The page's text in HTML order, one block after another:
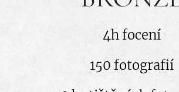
4h focení
150 fotografií